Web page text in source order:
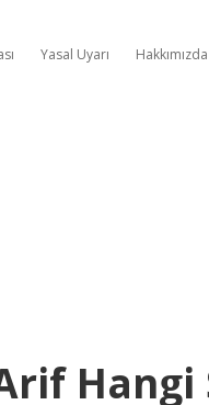
Yasal Uyarı Hakkımızda
Hangi